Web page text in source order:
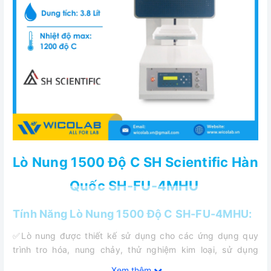
Lò Nung 1500 Độ C SH Scientific Hàn
Quốc SH-FU-4MHU
Tính Năng Lò Nung 1500 Độ C SH-FU-4MHU:
✅Lò nung được thiết kế sử dụng cho các ứng dụng quy
trình tro hóa, nung chảy, thử nghiệm kim loại, sử dụng